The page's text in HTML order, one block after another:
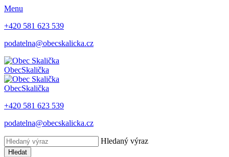
Menu
+420 581 623 539
podatelna@obecskalicka.cz
ObecSkalička
ObecSkalička
+420 581 623 539
podatelna@obecskalicka.cz
Hledaný výraz
Hledat